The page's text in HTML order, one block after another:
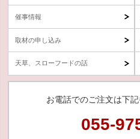
催事情報
取材の申し込み
天草、スローフードの話
お電話でのご注文は下
055-